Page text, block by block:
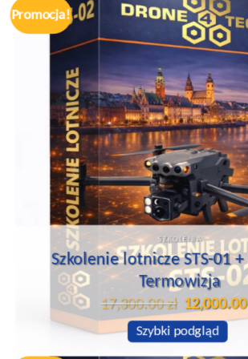
Promocja!
Szkolenie lotnicze STS-01 +
Termowizja
17,300.00zł Pierwotna
cena
wynosiła:
17,300.00 zł.
12,000.00
Szybki podgląd